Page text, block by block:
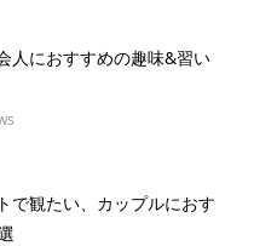
人におすすめの趣味&習い
で観たい、カップルにおす